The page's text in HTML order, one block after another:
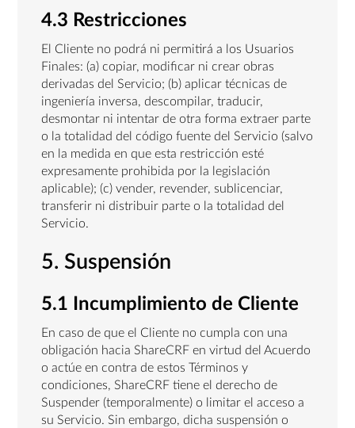
4.3 Restricciones
El Cliente no podrá ni permitirá a los Usuarios
Finales: (a) copiar, modificar ni crear obras
derivadas del Servicio; (b) aplicar técnicas de
ingeniería inversa, descompilar, traducir,
desmontar ni intentar de otra forma extraer parte
o la totalidad del código fuente del Servicio (salvo
en la medida en que esta restricción esté
expresamente prohibida por la legislación
aplicable); (c) vender, revender, sublicenciar,
transferir ni distribuir parte o la totalidad del
Servicio.
5. Suspensión
5.1 Incumplimiento de Cliente
En caso de que el Cliente no cumpla con una
obligación hacia ShareCRF en virtud del Acuerdo
o actúe en contra de estos Términos y
condiciones, ShareCRF tiene el derecho de
Suspender (temporalmente) o limitar el acceso a
su Servicio. Sin embargo, dicha suspensión o